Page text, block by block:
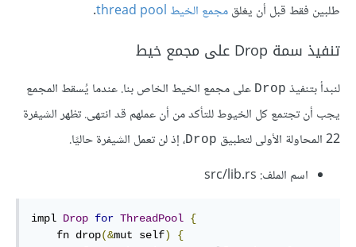
طلبين فقط قبل أن يغلقمجمع الخيط thread pool .
تنفيذ سمة Drop على مجمع خيط
لنبدأ بتنفيذ Drop على مجمع الخيط الخاص بنا. عندما يُسقط المجمع
يجب أن تجتمع كل الخيوط للتأكد من أن عملهم قد انتهى. تظهر الشيفرة
22 المحاولة الأولى لتطبيق
Drop، إذ لن تعمل الشيفرة حاليًا.
اسم الملف: src/lib.rs
impl Drop for ThreadPool {
    fn drop
(&mut self)
{